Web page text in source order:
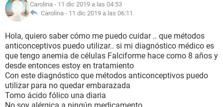
NUTRICIÓN
BIENESTAR
SEXUALIDAD
GLOSARIO
Carolina - 11 dic 2019 a las 04:53
Carolina - 11 dic 2019 a las 06:11
Hola, quiero saber cómo me puedo cuidar .. que métodos
anticonceptivos puedo utilizar.. si mi diagnóstico médico es
que tengo anemia de células Falciforme hace como 8 años y
desde entonces estoy en tratamiento
Con este diagnóstico que métodos anticonceptivos puedo
utilizar para no quedar embarazada
Tomo ácido fólico una diaria